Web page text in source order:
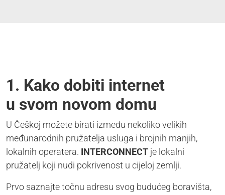
1. Kako dobiti internet
u svom novom domu
U Češkoj možete birati između nekoliko velikih
međunarodnih pružatelja usluga i brojnih manjih,
lokalnih operatera. INTERCONNECT je lokalni
pružatelj koji nudi pokrivenost u cijeloj zemlji.
Prvo saznajte točnu adresu svog budućeg boravišta,